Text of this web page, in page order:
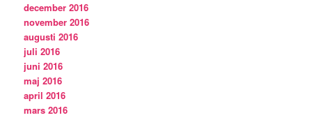
december 2016
november 2016
augusti 2016
juli 2016
juni 2016
maj 2016
april 2016
mars 2016